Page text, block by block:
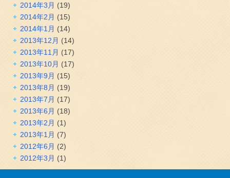
2014年3月 (19)
2014年2月 (15)
2014年1月 (14)
2013年12月 (14)
2013年11月 (17)
2013年10月 (17)
2013年9月 (15)
2013年8月 (19)
2013年7月 (17)
2013年6月 (18)
2013年2月 (1)
2013年1月 (7)
2012年6月 (2)
2012年3月 (1)